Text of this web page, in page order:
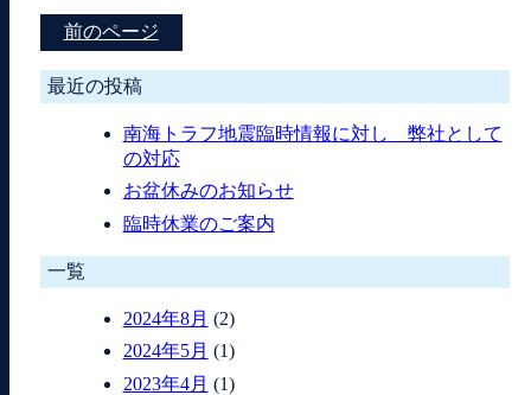
前のページ
最近の投稿
南海トラフ地震臨時情報に対し 弊社として
の対応
お盆休みのお知らせ
臨時休業のご案内
一覧
2024年8月 (2)
2024年5月 (1)
2023年4月 (1)